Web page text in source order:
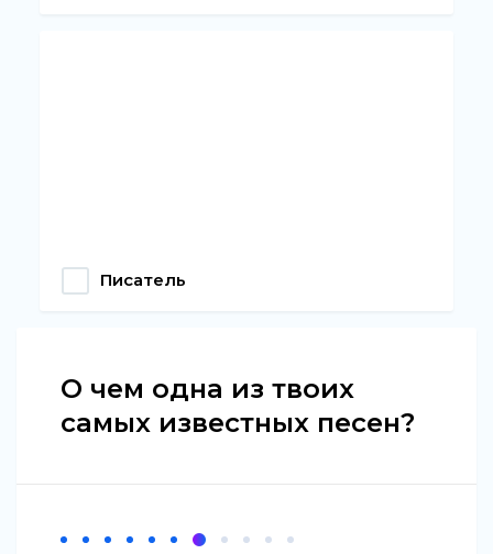
Писатель
О чем одна из твоих
самых известных песен?